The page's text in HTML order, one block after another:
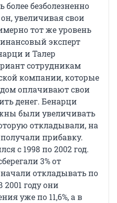
более безболезненно
увеличивая свои
тот же уровень
эксперт
и Талер
сотрудникам
компании, которые
оплачивают свои
денег. Бенарци
были увеличивать
откладывали, на
прибавку.
с 1998 по 2002 год.
3% от
откладывать по
2001 году они
уже по 11,6%, а в